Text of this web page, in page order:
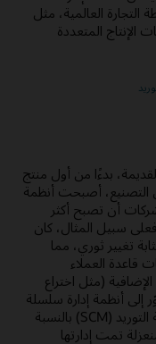
العالمية، مثل
الإنتاج المتعددة
بدءًا من أول منتج
التصنيع، أصبحت أنظمة
أن تصبح أكثر
سبيل المثال، كان
تغيير ثوري، مما
قاعدة العملاء
(مثل اختراع
إلى أنظمة إدارة سلسلة
التوريد. ومع ذلك، ظلت أنظمة إدارة سلسلة التوريد (SCM) بالنسبة
تمت إدارتها